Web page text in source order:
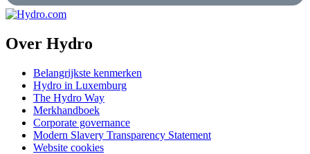
Over Hydro
Belangrijkste kenmerken
Hydro in Luxemburg
The Hydro Way
Merkhandboek
Corporate governance
Modern Slavery Transparency Statement
Website cookies